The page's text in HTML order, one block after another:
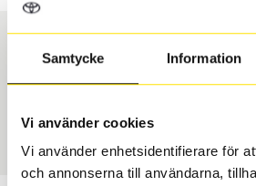
Samtycke Information
Vi använder cookies
Vi använder enhetsidentifierare för
och annonserna till användarna,
Däcktyp
Sommar
Däckstorlek
205/55 R
2262